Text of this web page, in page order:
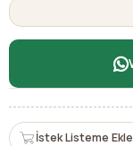
İstek Listeme Ekle